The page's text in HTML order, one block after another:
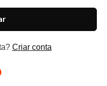
Criar conta